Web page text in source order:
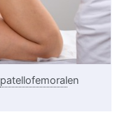
patellofemoralen